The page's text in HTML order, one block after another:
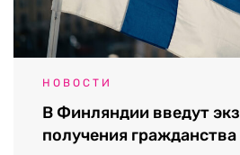
НОВОСТИ
В Финляндии введут
получения гражданства